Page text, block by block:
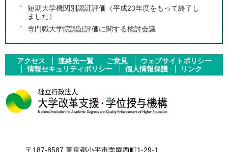
短期大学機関別認証評価（平成23年度をもって終了し
ました）
専門職大学院認証評価に関する検討会議
アクセス 連絡先一覧 ご意見
ウェブサイトポリシー
情報セキュリティポリシー
個人情報保護 リンク
〒187-8587 東京都小平市学園西町1-29-1